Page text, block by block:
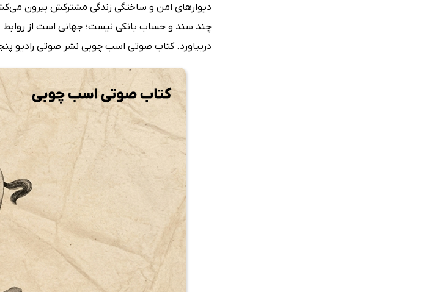
دیوارهای امن و ساختگی زندگی مشترکش بیرون
چند سند و حساب بانکی نیست؛ جهانی است از
دربیاورد. کتاب صوتی اسب چوبی نشر صوتی رادیو